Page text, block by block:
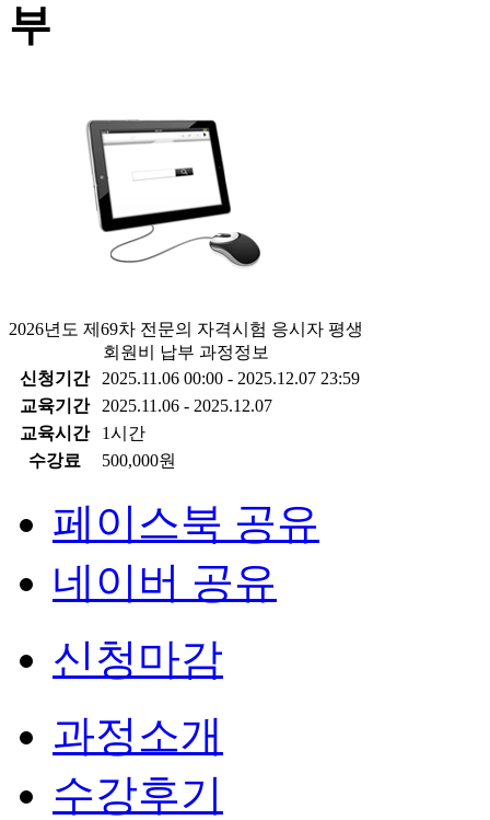
부
2026년도 제69차 전문의 자격시험 응시자 평생
회원비 납부 과정정보
신청기간
2025.11.06 00:00 - 2025.12.07 23:59
교육기간
2025.11.06 - 2025.12.07
교육시간
1시간
수강료
500,000원
페이스북 공유
네이버 공유
신청마감
과정소개
수강후기